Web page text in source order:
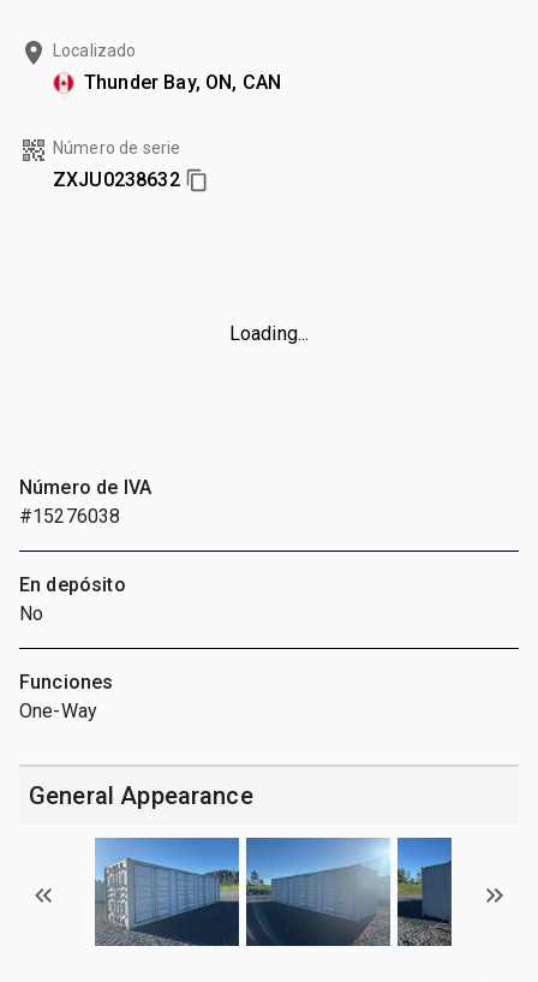
Localizado
Thunder Bay, ON, CAN
Número de serie
ZXJU0238632
Loading...
Número de IVA
#15276038
En depósito
No
Funciones
One-Way
General Appearance